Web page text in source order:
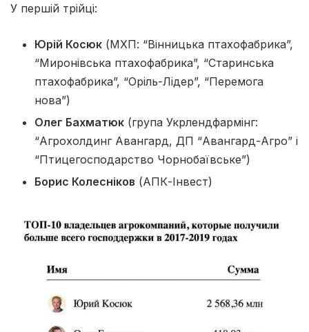
У першій трійці:
Юрій Косюк (МХП: “Вінницька птахофабрика”,
“Миронівська птахофабрика”, “Старинська
птахофабрика”, “Оріль-Лідер”, “Перемога
нова”)
Олег Бахматюк (група Укрлендфармінг:
“Агрохолдинг Авангард, ДП “Авангард-Агро” і
“Птицегосподарство Чорнобаївське”)
Борис Колесніков (АПК-Інвест)